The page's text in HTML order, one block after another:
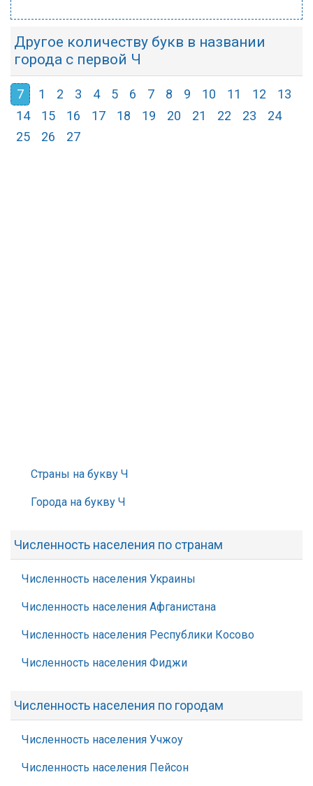
Другое количеству букв в названии
города с первой Ч
7 1 2 3 4 5 6 7 8 9 10 11 12
13
14
15 16 17 18 19 20 21 22 23
24
25
26 27
Страны на букву Ч
Города на букву Ч
Численность населения по странам
Численность населения Украины
Численность населения Афганистана
Численность населения Республики Косово
Численность населения Фиджи
Численность населения по городам
Численность населения Учжоу
Численность населения Пейсон